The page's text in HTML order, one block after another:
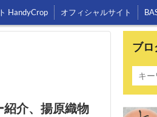
HandyCrop オフィシャルサイト
紹介、揚原織物
ブロ